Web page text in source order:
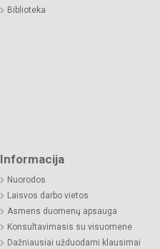
Biblioteka
Informacija
Nuorodos
Laisvos darbo vietos
Asmens duomenų apsauga
Konsultavimasis su visuomene
Dažniausiai užduodami klausimai